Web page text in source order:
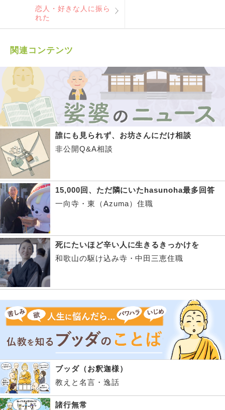
恋人・好きな人に振ら
れた
関連コンテンツ
誰にも見られず、お坊さんにだけ相談
非公開Q&A相談
15,000回、ただ隣にいたhasunoha最多回答
一向寺・東（Azuma）住職
死にたいほど辛い人に生きるきっかけを
和歌山の駆け込み寺・中田三恵住職
ブッダ（お釈迦様）
教えと名言・逸話
諸行無常